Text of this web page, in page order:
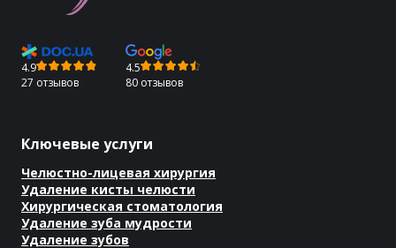
4.9
27 отзывов
4.5
80 отзывов
Ключевые услуги
Челюстно-лицевая хирургия
Удаление кисты челюсти
Хирургическая стоматология
Удаление зуба мудрости
Удаление зубов